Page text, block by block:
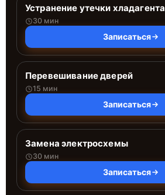
Устранение утечки хладагента
30 мин
Записаться
Перевешивание дверей
15 мин
Записаться
Замена электросхемы
30 мин
Записаться